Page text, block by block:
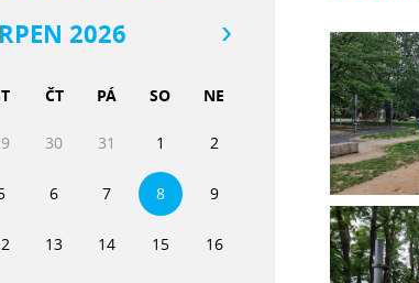
2026
ČT PÁ SO NE
30 31 1 2
6 7 8 9
13 14 15 16